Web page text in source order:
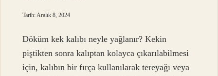
Tarih: Aralık 8, 2024
Döküm kek kalıbı neyle yağlanır? Kekin
piştikten sonra kalıptan kolayca çıkarılabilmesi
için, kalıbın bir fırça kullanılarak tereyağı veya